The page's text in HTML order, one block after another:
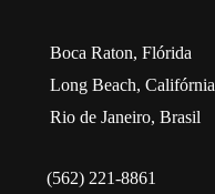
Boca Raton, Flórida
Long Beach, Califórnia
Rio de Janeiro, Brasil
(562) 221-8861